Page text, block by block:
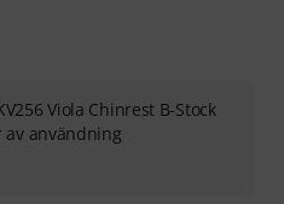
Viola Chinrest B-Stock
av användning